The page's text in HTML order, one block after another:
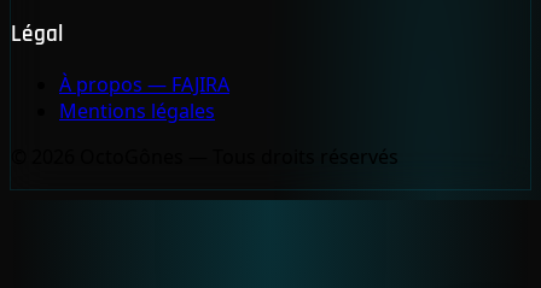
Légal
À propos — FAJIRA
Mentions légales
© 2026 OctoGônes — Tous droits réservés